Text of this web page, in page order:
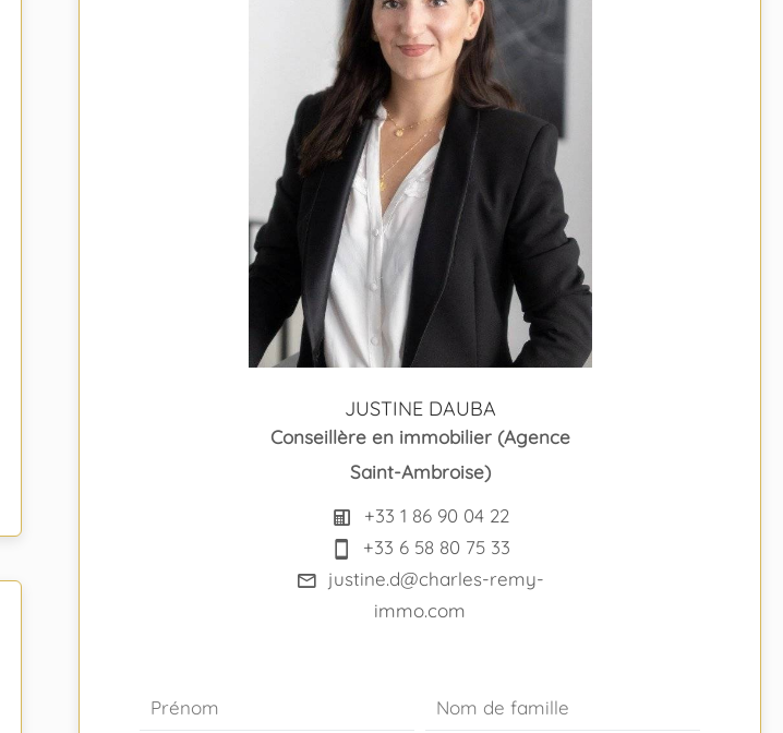
JUSTINE DAUBA
Conseillère en immobilier (Agence
Saint-Ambroise)
+33 1 86 90 04 22
+33 6 58 80 75 33
justine.d@charles-remy-
immo.com